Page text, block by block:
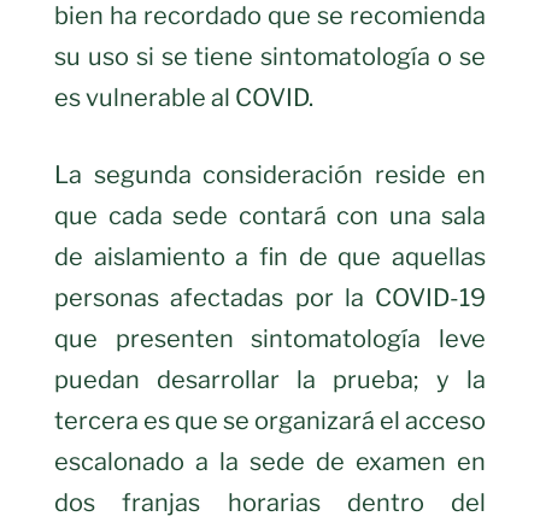
bien ha recordado que se recomienda
su uso si se tiene sintomatología o se
es vulnerable al COVID.
La segunda consideración reside en
que cada sede contará con una sala
de aislamiento a fin de que aquellas
personas afectadas por la COVID-19
que presenten sintomatología leve
puedan desarrollar la prueba; y la
tercera es que se organizará el acceso
escalonado a la sede de examen en
dos franjas horarias dentro del